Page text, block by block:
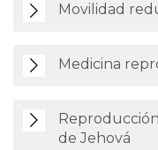
Movilidad
Medicina
de Jehová